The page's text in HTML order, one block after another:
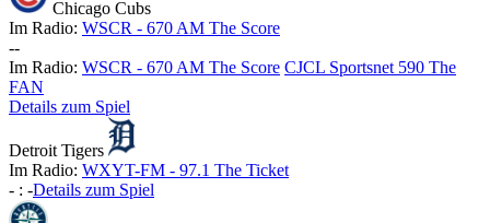
Chicago Cubs
Im Radio: WSCR - 670 AM The Score
--
Im Radio: WSCR - 670 AM The Score CJCL Sportsnet 590 The
FAN
Details zum Spiel
Detroit Tigers
Im Radio: WXYT-FM - 97.1 The Ticket
- : -Details zum Spiel